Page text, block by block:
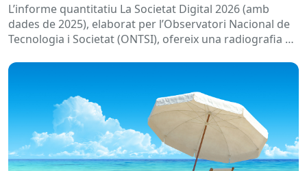
L’informe quantitatiu La Societat Digital 2026 (amb
dades de 2025), elaborat per l’Observatori Nacional de
Tecnologia i Societat (ONTSI), ofereix una radiografia de